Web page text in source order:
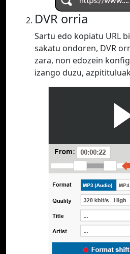
DVR orria
Sartu edo kopiatu URL
sakatu ondoren, DVR
zara, non edozein
izango duzu,